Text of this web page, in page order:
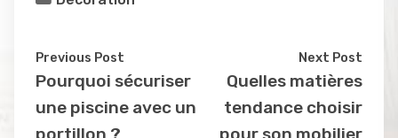
Previous Post
Pourquoi sécuriser
une piscine avec un
Next Post
Quelles matières
tendance choisir